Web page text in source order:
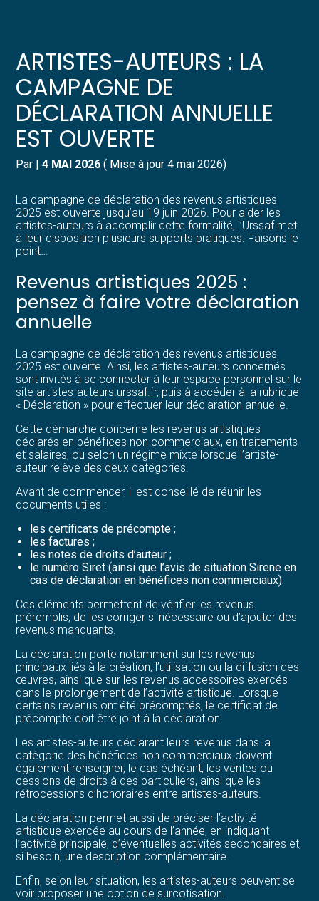
Gérer votre quotidien
Piloter votre entreprise
Développer votre entreprise
Structurer votre croissance
Être prêt pour la facturation
Suivre votre comptabilité
Gérer vos ressources humaines
Dématérialiser vos documents
ARTISTES-AUTEURS : LA
CAMPAGNE DE
DÉCLARATION ANNUELLE
EST OUVERTE
Par |4 MAI 2026 ( Mise à jour 4 mai 2026)
La campagne de déclaration des revenus artistiques
2025 est ouverte jusqu’au 19 juin 2026. Pour aider les
artistes-auteurs à accomplir cette formalité, l’Urssaf met
à leur disposition plusieurs supports pratiques. Faisons le
point…
Revenus artistiques 2025 :
pensez à faire votre déclaration
annuelle
La campagne de déclaration des revenus artistiques
2025 est ouverte. Ainsi, les artistes-auteurs concernés
sont invités à se connecter à leur espace personnel sur le
site artistes-auteurs.urssaf.fr, puis à accéder à la rubrique
« Déclaration » pour effectuer leur déclaration annuelle.
Cette démarche concerne les revenus artistiques
déclarés en bénéfices non commerciaux, en traitements
et salaires, ou selon un régime mixte lorsque l’artiste-
auteur relève des deux catégories.
Avant de commencer, il est conseillé de réunir les
documents utiles :
les certificats de précompte ;
les factures ;
les notes de droits d’auteur ;
le numéro Siret (ainsi que l’avis de situation Sirene en
cas de déclaration en bénéfices non commerciaux).
Ces éléments permettent de vérifier les revenus
préremplis, de les corriger si nécessaire ou d’ajouter des
revenus manquants.
La déclaration porte notamment sur les revenus
principaux liés à la création, l’utilisation ou la diffusion des
œuvres, ainsi que sur les revenus accessoires exercés
dans le prolongement de l’activité artistique. Lorsque
certains revenus ont été précomptés, le certificat de
précompte doit être joint à la déclaration.
Les artistes-auteurs déclarant leurs revenus dans la
catégorie des bénéfices non commerciaux doivent
également renseigner, le cas échéant, les ventes ou
cessions de droits à des particuliers, ainsi que les
rétrocessions d’honoraires entre artistes-auteurs.
La déclaration permet aussi de préciser l’activité
artistique exercée au cours de l’année, en indiquant
l’activité principale, d’éventuelles activités secondaires et,
si besoin, une description complémentaire.
Enfin, selon leur situation, les artistes-auteurs peuvent se
voir proposer une option de surcotisation.